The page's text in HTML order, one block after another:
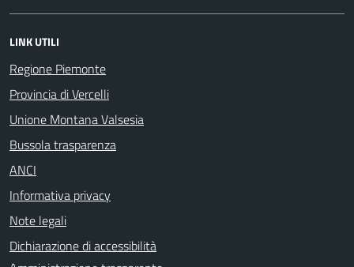
LINK UTILI
Regione Piemonte
Provincia di Vercelli
Unione Montana Valsesia
Bussola trasparenza
ANCI
Informativa privacy
Note legali
Dichiarazione di accessibilità